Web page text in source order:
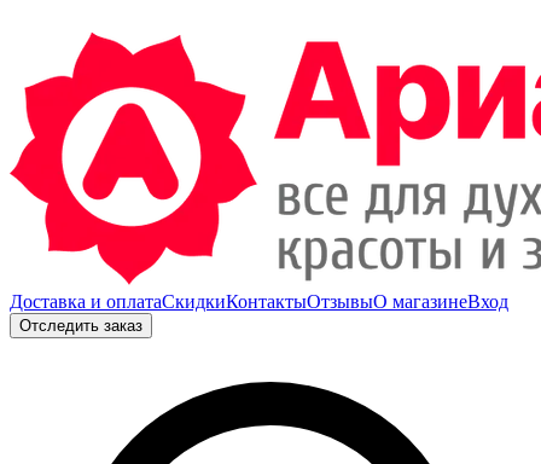
Доставка и оплатаСкидкиКонтактыОтзывыО магазинеВход
Отследить заказ